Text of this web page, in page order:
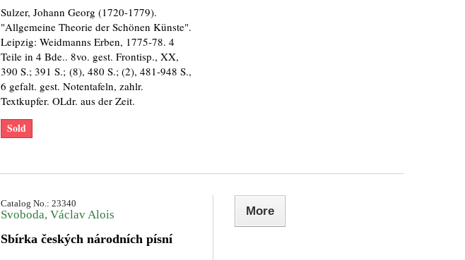
Sulzer, Johann Georg (1720-1779).
"Allgemeine Theorie der Schönen Künste".
Leipzig: Weidmanns Erben, 1775-78. 4
Teile in 4 Bde.. 8vo. gest. Frontisp., XX,
390 S.; 391 S.; (8), 480 S.; (2), 481-948 S.,
6 gefalt. gest. Notentafeln, zahlr.
Textkupfer. OLdr. aus der Zeit.
Sold
Catalog No.: 23340
Svoboda, Václav Alois
Sbírka českých národních písní
More